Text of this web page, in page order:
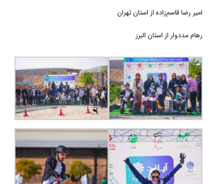
امیر رضا قاسم‌زاده از استان تهران
رهام مددوار از استان البرز